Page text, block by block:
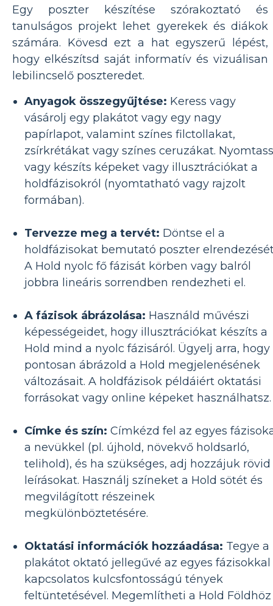
Egy poszter készítése szórakoztató és
tanulságos projekt lehet gyerekek és diákok
számára. Kövesd ezt a hat egyszerű lépést,
hogy elkészítsd saját informatív és vizuálisan
lebilincselő poszteredet.
Anyagok összegyűjtése: Keress vagy
vásárolj egy plakátot vagy egy nagy
papírlapot, valamint színes filctollakat,
zsírkrétákat vagy színes ceruzákat. Nyomtass
vagy készíts képeket vagy illusztrációkat a
holdfázisokról (nyomtatható vagy rajzolt
formában).
Tervezze meg a tervét: Döntse el a
holdfázisokat bemutató poszter
A Hold nyolc fő fázisát körben vagy balról
jobbra lineáris sorrendben rendezheti el.
A fázisok ábrázolása: Használd művészi
képességeidet, hogy illusztrációkat készíts a
Hold mind a nyolc fázisáról. Ügyelj arra, hogy
pontosan ábrázold a Hold megjelenésének
változásait. A holdfázisok példáiért oktatási
forrásokat vagy online képeket használhatsz.
Címke és szín: Címkézd fel az egyes
a nevükkel (pl. újhold, növekvő holdsarló,
telihold), és ha szükséges, adj hozzájuk rövid
leírásokat. Használj színeket a Hold sötét és
megvilágított részeinek
megkülönböztetésére.
Oktatási információk hozzáadása: Tegye a
plakátot oktató jellegűvé az egyes fázisokkal
kapcsolatos kulcsfontosságú tények
feltüntetésével. Megemlítheti a Hold Földhöz